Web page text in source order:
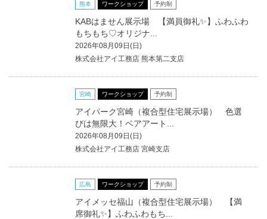
熊本 ワークショップ 予約制
KABはません展示場 【満員御礼✨】ふわふわ
もちもち♡オリジナ...
2026年08月09日(日)
株式会社アイ工務店 熊本第二支店
宮崎 ワークショップ 予約制
アイパーク宮崎（複合型住宅展示場） 色選
びは無限大！ベアアート...
2026年08月09日(日)
株式会社アイ工務店 宮崎支店
広島 ワークショップ 予約制
アイメッセ福山（複合型住宅展示場） 【満
席御礼✨】ふわふわもち...